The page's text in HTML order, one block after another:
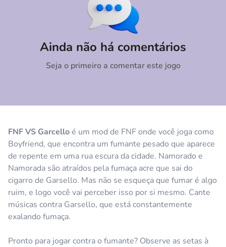
FNF VS Garcelloé um mod de FNF onde você joga como
Boyfriend, que encontra um fumante pesado que aparece
de repente em uma rua escura da cidade. Namorado e
Namorada são atraídos pela fumaça acre que sai do
cigarro de Garsello. Mas não se esqueça que fumar é algo
ruim, e logo você vai perceber isso por si mesmo. Cante
músicas contra Garsello, que está constantemente
exalando fumaça.
Pronto para jogar contra o fumante? Observe as setas à
Ainda não há comentários
Seja o primeiro a comentar este jogo